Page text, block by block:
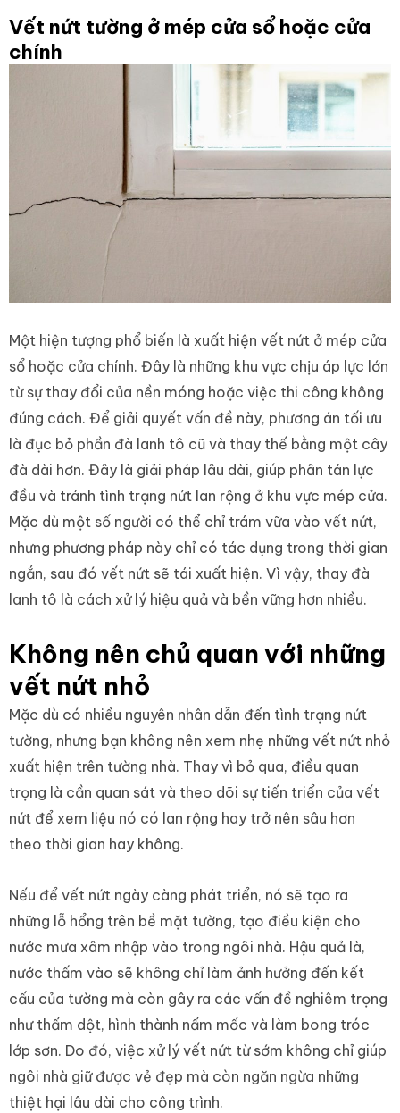
Vết nứt tường ở mép cửa sổ hoặc cửa
chính
Một hiện tượng phổ biến là xuất hiện vết nứt ở mép cửa
sổ hoặc cửa chính. Đây là những khu vực chịu áp lực lớn
từ sự thay đổi của nền móng hoặc việc thi công không
đúng cách. Để giải quyết vấn đề này, phương án tối ưu
là đục bỏ phần đà lanh tô cũ và thay thế bằng một cây
đà dài hơn. Đây là giải pháp lâu dài, giúp phân tán lực
đều và tránh tình trạng nứt lan rộng ở khu vực mép cửa.
Mặc dù một số người có thể chỉ trám vữa vào vết nứt,
nhưng phương pháp này chỉ có tác dụng trong thời gian
ngắn, sau đó vết nứt sẽ tái xuất hiện. Vì vậy, thay đà
lanh tô là cách xử lý hiệu quả và bền vững hơn nhiều.
Không nên chủ quan với những
vết nứt nhỏ
Mặc dù có nhiều nguyên nhân dẫn đến tình trạng nứt
tường, nhưng bạn không nên xem nhẹ những vết nứt nhỏ
xuất hiện trên tường nhà. Thay vì bỏ qua, điều quan
trọng là cần quan sát và theo dõi sự tiến triển của vết
nứt để xem liệu nó có lan rộng hay trở nên sâu hơn
theo thời gian hay không.
Nếu để vết nứt ngày càng phát triển, nó sẽ tạo ra
những lỗ hổng trên bề mặt tường, tạo điều kiện cho
nước mưa xâm nhập vào trong ngôi nhà. Hậu quả là,
nước thấm vào sẽ không chỉ làm ảnh hưởng đến kết
cấu của tường mà còn gây ra các vấn đề nghiêm trọng
như thấm dột, hình thành nấm mốc và làm bong tróc
lớp sơn. Do đó, việc xử lý vết nứt từ sớm không chỉ giúp
ngôi nhà giữ được vẻ đẹp mà còn ngăn ngừa những
thiệt hại lâu dài cho công trình.